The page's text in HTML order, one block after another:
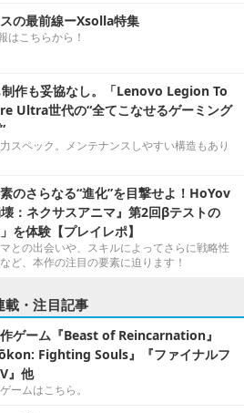
の最前線ーXsolla特集
はこちらから！
作も妥協なし。「Lenovo Legion To
Ultra世代の“全てこなせるゲーミング
スペック。メンテナンスしやすい構造もあり
のさらなる“進化”を目撃せよ！HoYov
：ネクサスアニマ』第2回βテストの
を体験【プレイレポ】
との出会いや、スキルによってさらに戦略性
ど、本作の注目の要素に迫ります！
載・注目記事
ゲーム『Beast of Reincarnation』
Fighting Souls』『ファイナルフ
』他
ームはこちら。